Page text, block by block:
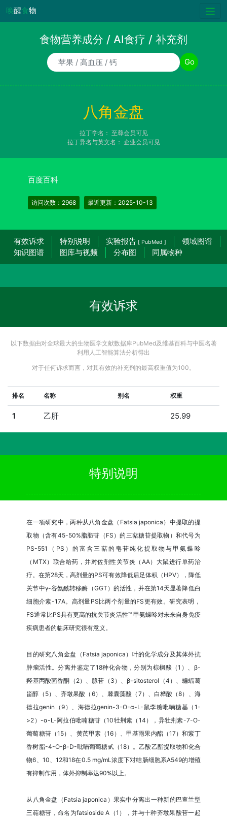
唤醒食物
食物营养成分 / AI食疗 / 补充剂
食物/AI食疗诉求/补充剂名称 Go
八角金盘
拉丁学名： 至尊会员可见
拉丁异名与英文名： 企业会员可见
百度百科
访问次数：2968 最近更新：2025-10-13
有效诉求 特别说明 实验报告 [ PubMed ]
领域图谱
知识图谱
图库与视频 分布图 同属物种
有效诉求
以下数据由对全球最大的生物医学文献数据库PubMed及维基百科与中医名著
利用人工智能算法分析得出
对于任何诉求而言，对其有效的补充剂的最高权重值为100。
排名 名称 别名 权重
1 乙肝 25.99
特别说明
在一项研究中，两种从八角金盘（Fatsia japonica）中提取的提
取物（含有45-50%脂肪苷（FS）的三萜糖苷提取物）和代号为
PS-551（PS）的富含三萜的皂苷纯化提取物与甲氨蝶呤
（MTX）联合给药，并对佐剂性关节炎（AA）大鼠进行单药治
疗。在第28天，高剂量的PS可有效降低后足体积（HPV），降低
关节中γ-谷氨酰转移酶（GGT）的活性，并在第14天显著降低白
细胞介素-17A。高剂量PS比两个剂量的FS更有效。研究表明，
FS通常比PS具有更高的抗关节炎活性™ 甲氨蝶呤对未来自身免疫
疾病患者的临床研究很有意义。
目的研究八角金盘（Fatsia japonica）叶的化学成分及其体外抗
肿瘤活性。分离并鉴定了18种化合物，分别为棕榈酸（1）、β-
羟基丙酸茴香酮（2）、腺苷（3）、β-sitosterol（4）、蝙蝠葛
甾醇（5）、齐墩果酸（6）、棘囊藻酸（7）、白桦酸（8）、海
德拉genin（9）、海德拉genin-3-O-α-L-鼠李糖吡喃糖基（1-
>2）-α-L-阿拉伯吡喃糖苷（10牡荆素（14），异牡荆素-7-O-
葡萄糖苷（15）、黄芪甲素（16）、甲基雨果内酯（17）和紫丁
香树脂-4-O-β-D-吡喃葡萄糖甙（18）。乙酸乙酯提取物和化合
物6、10、12和18在0.5 mg/mL浓度下对结肠细胞系A549的增殖
有抑制作用，体外抑制率达90%以上。
从八角金盘（Fatsia japonica）果实中分离出一种新的巴查兰型
三萜糖苷，命名为fatsioside A（1），并与十种齐墩果酸苷一起